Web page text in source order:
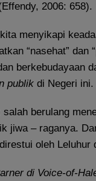
2006: 658).
menyikapi
“nasehat” dan
berkebudayaan
publik di Negeri ini.
salah berulang
jiwa – raganya.
oleh Leluhur
di Voice-of-